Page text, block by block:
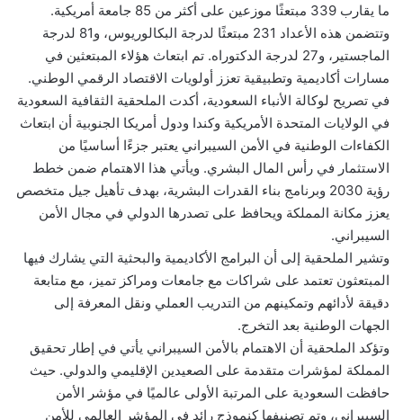
ما يقارب 339 مبتعثًا موزعين على أكثر من 85 جامعة أمريكية.
وتتضمن هذه الأعداد 231 مبتعثًا لدرجة البكالوريوس، و81 لدرجة
الماجستير، و27 لدرجة الدكتوراه. تم ابتعاث هؤلاء المبتعثين في
مسارات أكاديمية وتطبيقية تعزز أولويات الاقتصاد الرقمي الوطني.
في تصريح لوكالة الأنباء السعودية، أكدت الملحقية الثقافية السعودية
في الولايات المتحدة الأمريكية وكندا ودول أمريكا الجنوبية أن ابتعاث
الكفاءات الوطنية في الأمن السيبراني يعتبر جزءًا أساسيًا من
الاستثمار في رأس المال البشري. ويأتي هذا الاهتمام ضمن خطط
رؤية 2030 وبرنامج بناء القدرات البشرية، بهدف تأهيل جيل متخصص
يعزز مكانة المملكة ويحافظ على تصدرها الدولي في مجال الأمن
السيبراني.
وتشير الملحقية إلى أن البرامج الأكاديمية والبحثية التي يشارك فيها
المبتعثون تعتمد على شراكات مع جامعات ومراكز تميز، مع متابعة
دقيقة لأدائهم وتمكينهم من التدريب العملي ونقل المعرفة إلى
الجهات الوطنية بعد التخرج.
وتؤكد الملحقية أن الاهتمام بالأمن السيبراني يأتي في إطار تحقيق
المملكة لمؤشرات متقدمة على الصعيدين الإقليمي والدولي. حيث
حافظت السعودية على المرتبة الأولى عالميًا في مؤشر الأمن
السيبراني، وتم تصنيفها كنموذج رائد في المؤشر العالمي للأمن